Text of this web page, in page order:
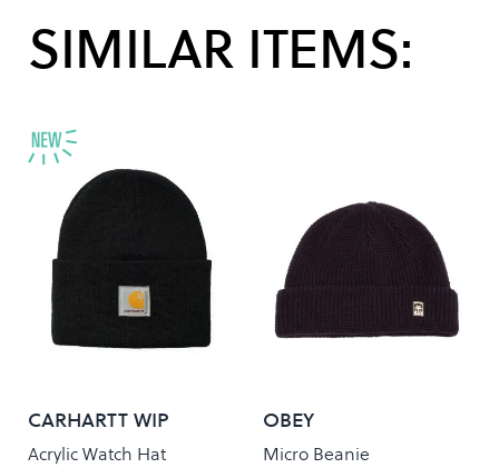
SIMILAR ITEMS:
CARHARTT WIP
Acrylic Watch Hat
OBEY
Micro Beanie